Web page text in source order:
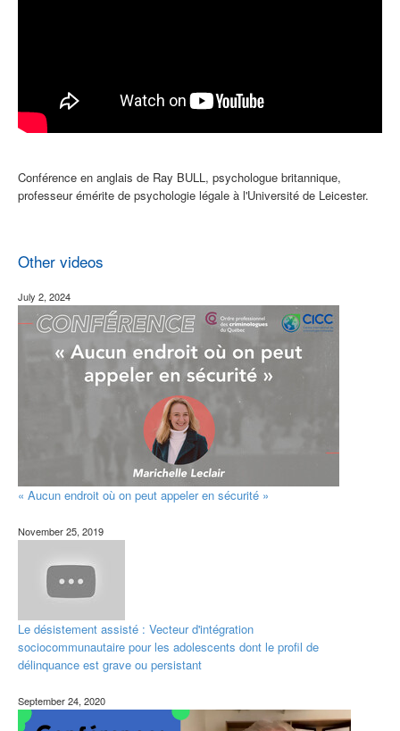
Conférence en anglais de Ray BULL, psychologue britannique,
professeur émérite de psychologie légale à l'Université de Leicester.
Other videos
July 2, 2024
« Aucun endroit où on peut appeler en sécurité »
November 25, 2019
Le désistement assisté : Vecteur d'intégration
sociocommunautaire pour les adolescents dont le profil de
délinquance est grave ou persistant
September 24, 2020